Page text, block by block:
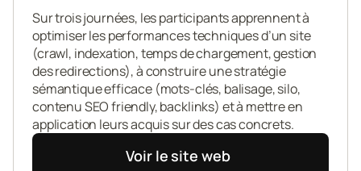
Sur trois journées, les participants apprennent à
optimiser les performances techniques d’un site
(crawl, indexation, temps de chargement, gestion
des redirections), à construire une stratégie
sémantique efficace (mots-clés, balisage, silo,
contenu SEO friendly, backlinks) et à mettre en
application leurs acquis sur des cas concrets.
Voir le site web